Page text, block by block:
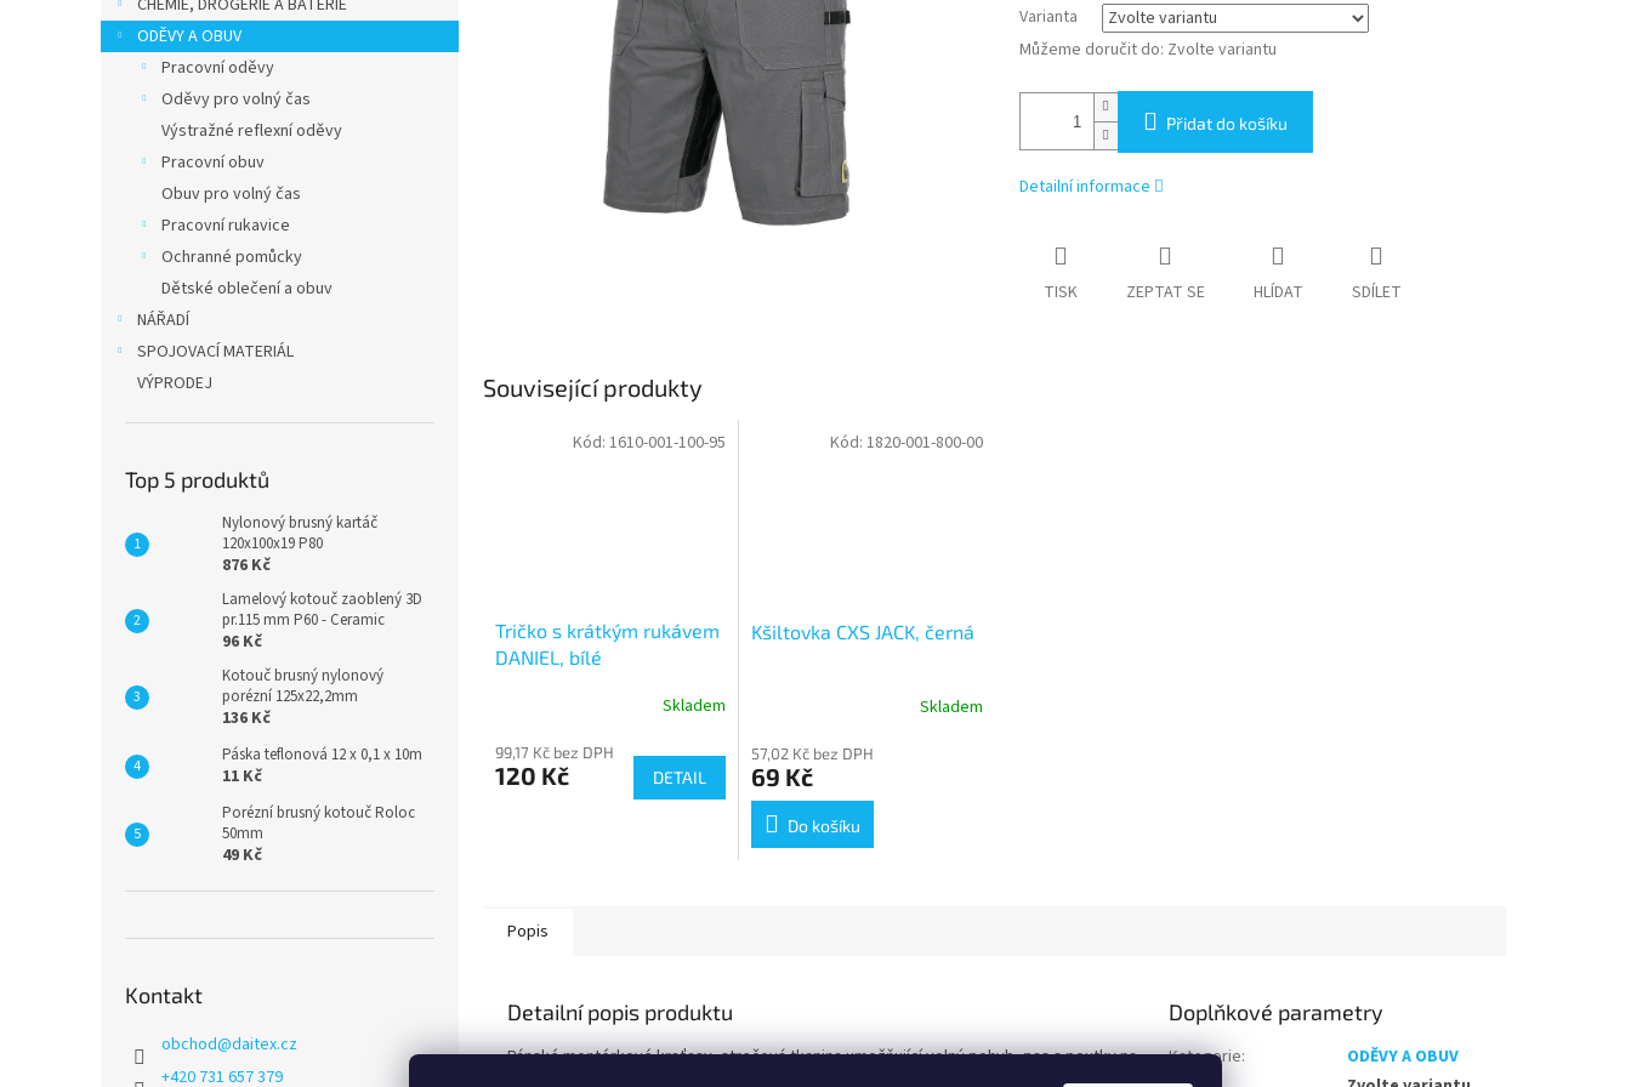
a
n
ODĚVY A OBUV
Pracovní oděvy
Oděvy pro volný čas
Výstražné reflexní oděvy
Pracovní obuv
Obuv pro volný čas
Pracovní rukavice
Ochranné pomůcky
Dětské oblečení a obuv
NÁŘADÍ
SPOJOVACÍ MATERIÁL
VÝPRODEJ
Top 5 produktů
Nylonový brusný kartáč
120x100x19 P80
876 Kč
Lamelový kotouč zaoblený 3D
pr.115 mm P60 - Ceramic
96 Kč
Kotouč brusný nylonový
porézní 125x22,2mm
136 Kč
Páska teflonová 12 x 0,1 x 10m
11 Kč
Porézní brusný kotouč Roloc
50mm
49 Kč
Kontakt
obchod@daitex.cz
+420 731 657 379
Varianta
Můžeme doručit do: Zvolte variantu
Přidat do košíku
Detailní informace
TISK ZEPTAT SE HLÍDAT SDÍLET
Související produkty
Tričko s krátkým rukávem
DANIEL, bílé
Skladem
99,17 Kč bez DPH
120 Kč DETAIL
Kód: 1610-001-100-95
Kšiltovka CXS JACK, černá
Skladem
57,02 Kč bez DPH
69 Kč
Do košíku
Kód: 1820-001-800-00
Popis
Detailní popis produktu
Pánské montérkové kraťasy, strečová tkanina umožňující volný pohyb, pas s poutky na
opasek, přední kapsy s kapsou na zip, multifunkční kapsy na obou stranách, dvě zadní
Doplňkové parametry
Kategorie:
ODĚVY A OBUV